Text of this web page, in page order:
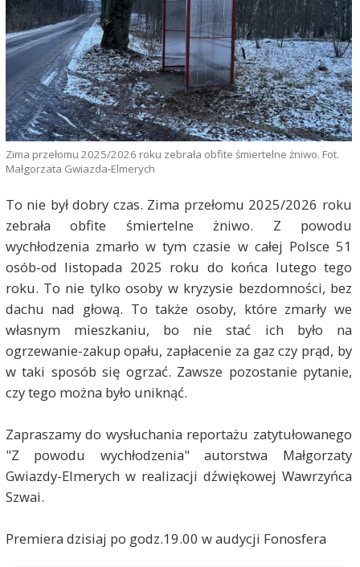
Zima przełomu 2025/2026 roku zebrała obfite śmiertelne żniwo. Fot.
Małgorzata Gwiazda-Elmerych
To nie był dobry czas. Zima przełomu 2025/2026 roku
zebrała obfite śmiertelne żniwo. Z powodu
wychłodzenia zmarło w tym czasie w całej Polsce 51
osób-od listopada 2025 roku do końca lutego tego
roku. To nie tylko osoby w kryzysie bezdomności, bez
dachu nad głową. To także osoby, które zmarły we
własnym mieszkaniu, bo nie stać ich było na
ogrzewanie-zakup opału, zapłacenie za gaz czy prąd, by
w taki sposób się ogrzać. Zawsze pozostanie pytanie,
czy tego można było uniknąć.
Zapraszamy do wysłuchania reportażu zatytułowanego
"Z powodu wychłodzenia" autorstwa Małgorzaty
Gwiazdy-Elmerych w realizacji dźwiękowej Wawrzyńca
Szwai.
Premiera dzisiaj po godz.19.00 w audycji Fonosfera